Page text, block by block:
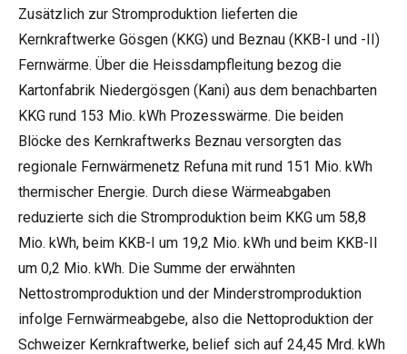
Zusätzlich zur Stromproduktion lieferten die
Kernkraftwerke Gösgen (KKG) und Beznau (KKB-I und -II)
Fernwärme. Über die Heissdampfleitung bezog die
Kartonfabrik Niedergösgen (Kani) aus dem benachbarten
KKG rund 153 Mio. kWh Prozesswärme. Die beiden
Blöcke des Kernkraftwerks Beznau versorgten das
regionale Fernwärmenetz Refuna mit rund 151 Mio. kWh
thermischer Energie. Durch diese Wärmeabgaben
reduzierte sich die Stromproduktion beim KKG um 58,8
Mio. kWh, beim KKB-I um 19,2 Mio. kWh und beim KKB-II
um 0,2 Mio. kWh. Die Summe der erwähnten
Nettostromproduktion und der Minderstromproduktion
infolge Fernwärmeabgebe, also die Nettoproduktion der
Schweizer Kernkraftwerke, belief sich auf 24,45 Mrd. kWh